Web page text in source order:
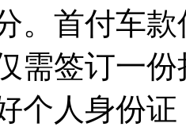
。首付车
需签订一
个人身份